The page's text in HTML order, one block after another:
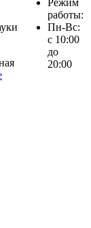
Режим
работы:
Пн-Вс:
с 10:00
до
20:00